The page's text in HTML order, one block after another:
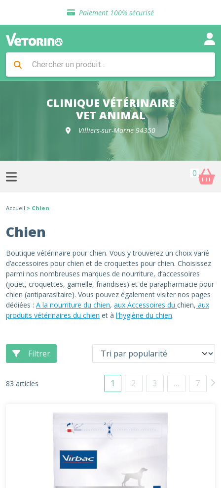
Paiement 100% sécurisé
Livraison gratuite en clinique vétérinaire
Sélection de croquettes vétérinaire
Livraison gratuite en clinique vétérinaire
Retour gratuit en clinique
Sélection de croquettes vétérinaire
CLINIQUE VÉTÉRINAIRE
VET ANIMAL
Villiers-sur-Marne 94350
0
Accueil > Chien
Chien
Boutique vétérinaire pour chien. Vous y trouverez un choix varié
d’accessoires pour chien et de croquettes pour chien. Choisissez
parmi nos nombreuses marques de nourriture, d’accessoires
(jouet, croquettes, gamelle, friandises) et de parapharmacie pour
chien (antiparasitaire). Vous pouvez également visiter nos pages
dédiées : A la nourriture du chien, aux Accessoires du chien, aux
produits vétérinaires du chien et à l'hygiène du chien.
Filtrer
83 articles 1 2 3 … 7